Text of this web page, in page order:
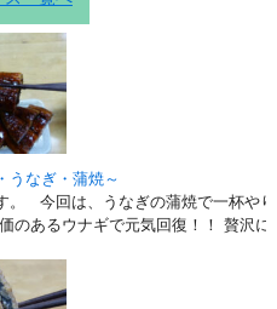
なぎ・蒲焼～
。 今回は、うなぎの蒲焼で一杯や
のあるウナギで元気回復！！ 贅沢